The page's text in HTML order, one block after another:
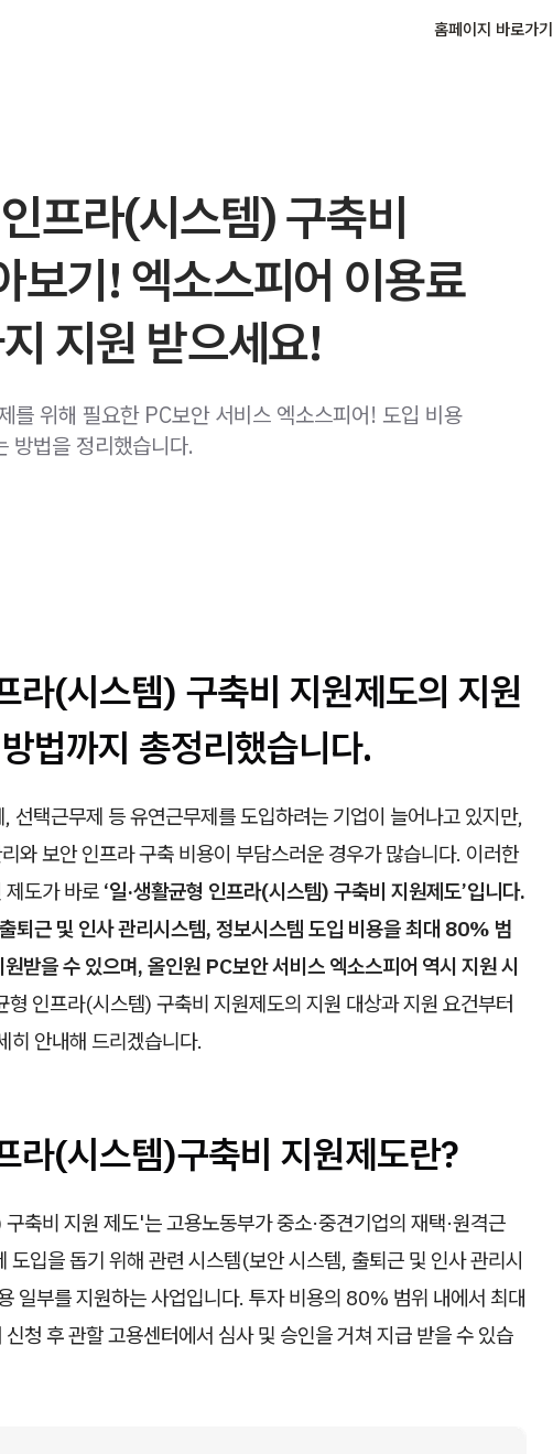
홈페이지 바로가기
프라(시스템) 구축비
보기! 엑소스피어 이용료
지원 받으세요!
를 위해 필요한 PC보안 서비스 엑소스피어! 도입 비용
방법을 정리했습니다.
라(시스템) 구축비 지원제도의 지원
법까지 총정리했습니다.
선택근무제 등 유연근무제를 도입하려는 기업이 늘어나고 있지만,
와 보안 인프라 구축 비용이 부담스러운 경우가 많습니다. 이러한
제도가 바로 ‘일·생활균형 인프라(시스템) 구축비 지원제도’입니다.
퇴근 및 인사 관리시스템, 정보시스템 도입 비용을 최대 80% 범
받을 수 있으며, 올인원 PC보안 서비스 엑소스피어 역시 지원 시
형 인프라(시스템) 구축비 지원제도의 지원 대상과 지원 요건부터
히 안내해 드리겠습니다.
라(시스템)구축비 지원제도란?
축비 지원 제도'는 고용노동부가 중소·중견기업의 재택·원격근
도입을 돕기 위해 관련 시스템(보안 시스템, 출퇴근 및 인사 관리시
일부를 지원하는 사업입니다. 투자 비용의 80% 범위 내에서 최대
청 후 관할 고용센터에서 심사 및 승인을 거쳐 지급 받을 수 있습